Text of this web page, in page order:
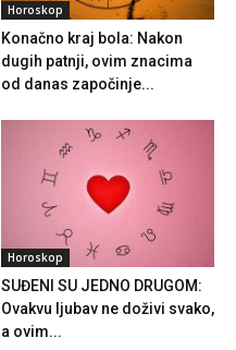
Horoskop
Konačno kraj bola: Nakon
dugih patnji, ovim znacima
od danas započinje...
Horoskop
SUĐENI SU JEDNO DRUGOM:
Ovakvu ljubav ne doživi svako,
a ovim...